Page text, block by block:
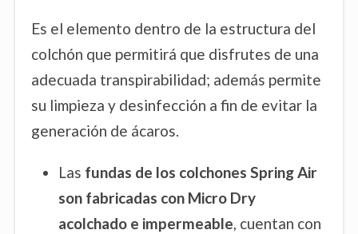
Es el elemento dentro de la estructura del
colchón que permitirá que disfrutes de una
adecuada transpirabilidad; además permite
su limpieza y desinfección a fin de evitar la
generación de ácaros.
Las fundas de los colchones Spring Air
son fabricadas con Micro Dry
acolchado e impermeable, cuentan con